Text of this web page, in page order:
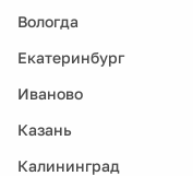
Вологда
Екатеринбург
Иваново
Казань
Калининград